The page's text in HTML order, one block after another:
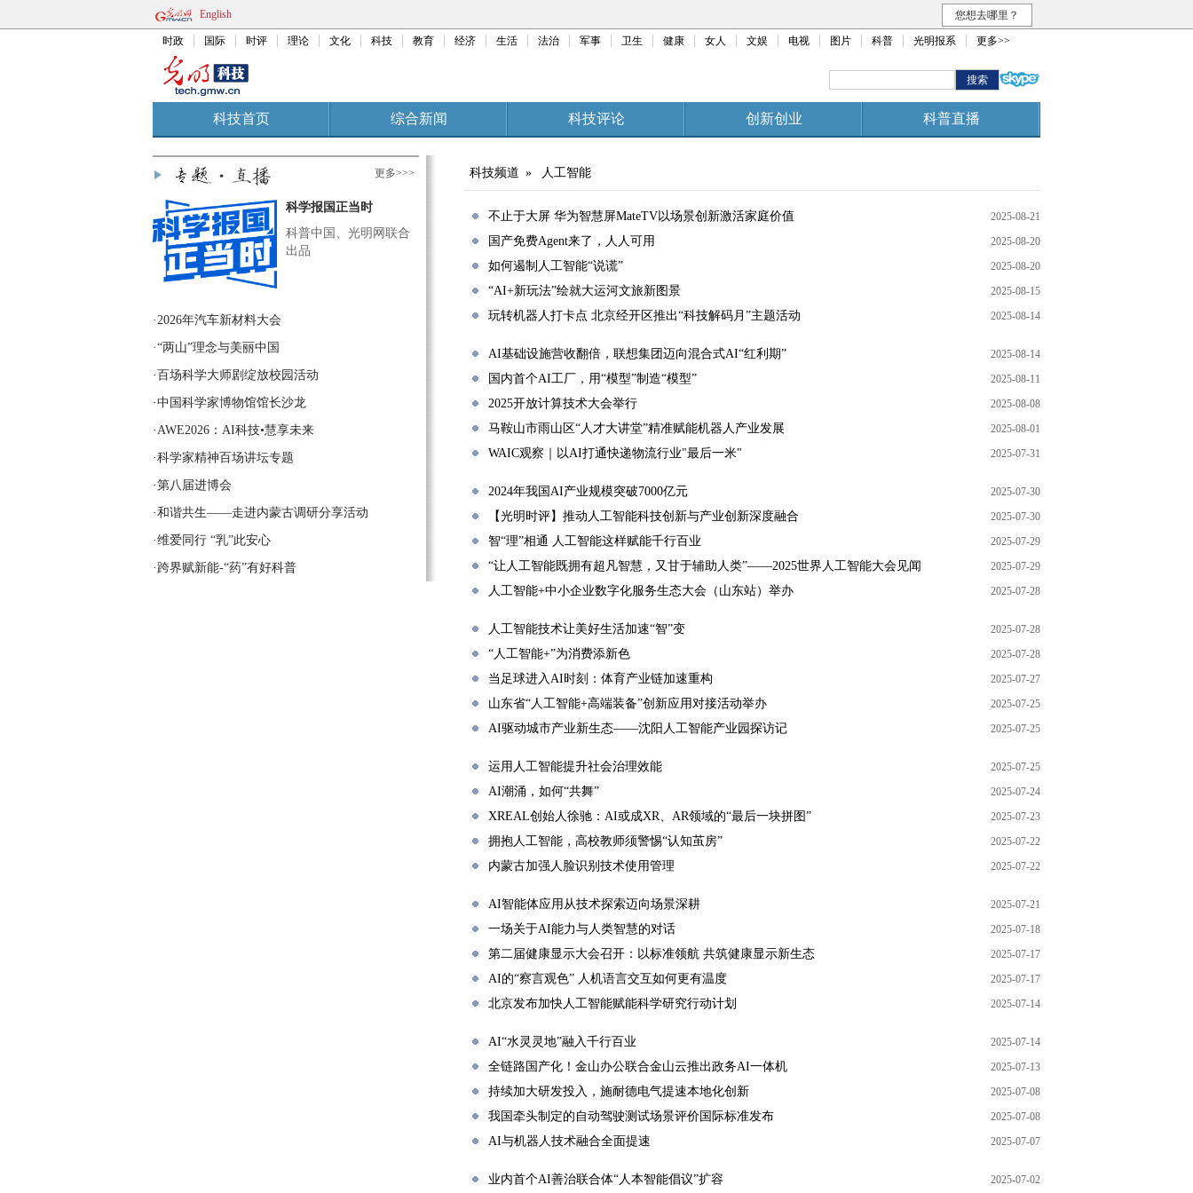
English 您想去哪里？
时政 国际 时评 理论 文化 科技 教育 经济 生活 法治 军事 卫生 健康 女人 文娱 电视 图片 科普 光明报系 更多>>
RSS 科普 能源 家电 三农科普 设为书签
科技首页 综合新闻 科技评论 创新创业 科普直播
更多>>>
科学报国正当时
科普中国、光明网联合
出品
·2026年汽车新材料大会
·“两山”理念与美丽中国
·百场科学大师剧绽放校园活动
·中国科学家博物馆馆长沙龙
·AWE2026：AI科技•慧享未来
·科学家精神百场讲坛专题
·第八届进博会
·和谐共生——走进内蒙古调研分享活动
·维爱同行 “乳”此安心
·跨界赋新能-“药”有好科普
科技频道 » 人工智能
不止于大屏 华为智慧屏MateTV以场景创新激活家庭价值 2025-08-21
国产免费Agent来了，人人可用 2025-08-20
如何遏制人工智能“说谎” 2025-08-20
“AI+新玩法”绘就大运河文旅新图景 2025-08-15
玩转机器人打卡点 北京经开区推出“科技解码月”主题活动 2025-08-14
AI基础设施营收翻倍，联想集团迈向混合式AI“红利期” 2025-08-14
国内首个AI工厂，用“模型”制造“模型” 2025-08-11
2025开放计算技术大会举行 2025-08-08
马鞍山市雨山区“人才大讲堂”精准赋能机器人产业发展 2025-08-01
WAIC观察｜以AI打通快递物流行业"最后一米" 2025-07-31
2024年我国AI产业规模突破7000亿元 2025-07-30
【光明时评】推动人工智能科技创新与产业创新深度融合 2025-07-30
智“理”相通 人工智能这样赋能千行百业 2025-07-29
“让人工智能既拥有超凡智慧，又甘于辅助人类”——2025世界人工智能大会见闻 2025-07-29
人工智能+中小企业数字化服务生态大会（山东站）举办 2025-07-28
人工智能技术让美好生活加速“智”变 2025-07-28
“人工智能+”为消费添新色 2025-07-28
当足球进入AI时刻：体育产业链加速重构 2025-07-27
山东省“人工智能+高端装备”创新应用对接活动举办 2025-07-25
AI驱动城市产业新生态——沈阳人工智能产业园探访记 2025-07-25
运用人工智能提升社会治理效能 2025-07-25
AI潮涌，如何“共舞” 2025-07-24
XREAL创始人徐驰：AI或成XR、AR领域的“最后一块拼图” 2025-07-23
拥抱人工智能，高校教师须警惕“认知茧房” 2025-07-22
内蒙古加强人脸识别技术使用管理 2025-07-22
AI智能体应用从技术探索迈向场景深耕 2025-07-21
一场关于AI能力与人类智慧的对话 2025-07-18
第二届健康显示大会召开：以标准领航 共筑健康显示新生态 2025-07-17
AI的“察言观色” 人机语言交互如何更有温度 2025-07-17
北京发布加快人工智能赋能科学研究行动计划 2025-07-14
AI“水灵灵地”融入千行百业 2025-07-14
全链路国产化！金山办公联合金山云推出政务AI一体机 2025-07-13
持续加大研发投入，施耐德电气提速本地化创新 2025-07-08
我国牵头制定的自动驾驶测试场景评价国际标准发布 2025-07-08
AI与机器人技术融合全面提速 2025-07-07
业内首个AI善治联合体“人本智能倡议”扩容 2025-07-02